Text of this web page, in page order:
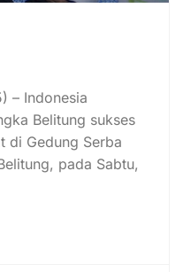
– Indonesia
Belitung sukses
di Gedung Serba
pada Sabtu,